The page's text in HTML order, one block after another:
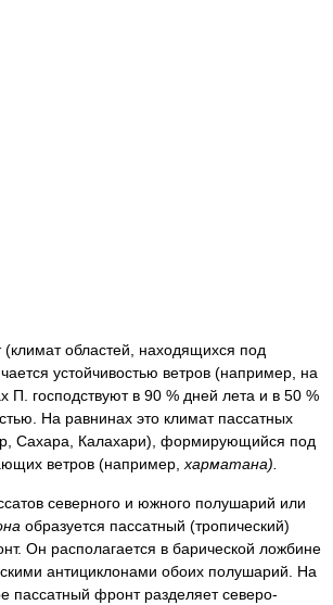
областей, находящихся под
устойчивостью ветров (например, на
П. господствуют в 90 % дней лета и в 50 %
На равнинах это климат пассатных
Сахара, Калахари), формирующийся под
ветров (например, харматана).
северного и южного полушарий или
образуется пассатный (тропический)
Он располагается в барической ложбине
антициклонами обоих полушарий. На
пассатный фронт разделяет северо-